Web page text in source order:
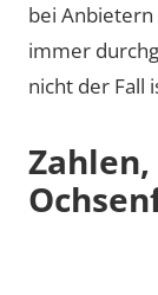
bei Anbietern
immer
nicht der Fall